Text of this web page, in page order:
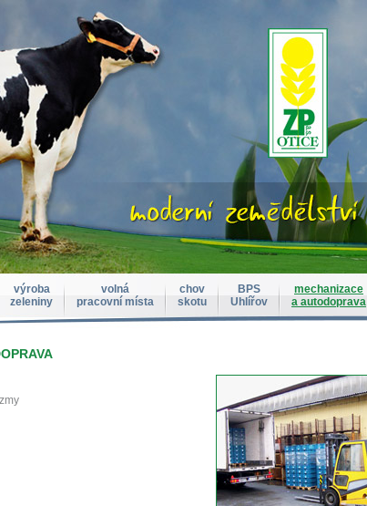
výroba
zeleniny
volná
pracovní místa
chov
skotu
BPS
Uhlířov
mechanizace
a autodoprava